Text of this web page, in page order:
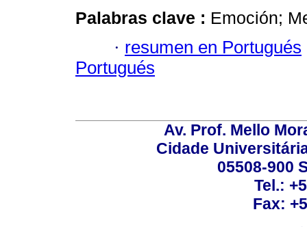
Palabras clave : Emoción;
· resumen en Portugués
Portugués
Av. Prof. Mello
Cidade
05508-900
Tel.:
Fax: